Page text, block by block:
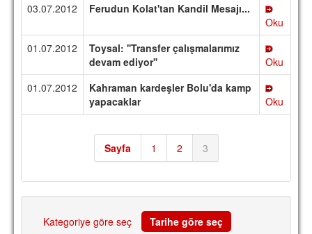
FOTOĞRAF & VİDEOLAR
MARŞ & TEZAHÜRATLAR
AMBLEM
SPOR TESİSLERİ
SPONSORLAR
TARİHÇE
Sayfa 1 2 3
03.07.2012
Ferudun Kolat'tan Kandil Mesajı...
Oku
01.07.2012
Toysal: ''Transfer çalışmalarımız
devam ediyor''
Oku
01.07.2012
Kahraman kardeşler Bolu'da kamp
yapacaklar
Oku
Kategoriye göre seç Tarihe göre seç